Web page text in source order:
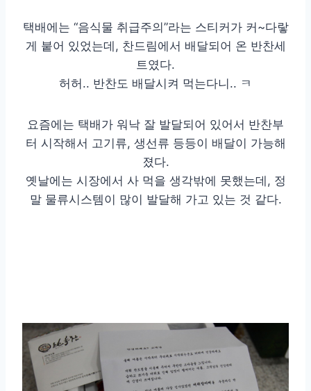
택배에는 “음식물 취급주의”라는 스티커가 커~다랗
게 붙어 있었는데, 찬드림에서 배달되어 온 반찬세
트였다.
허허.. 반찬도 배달시켜 먹는다니.. ㅋ
요즘에는 택배가 워낙 잘 발달되어 있어서 반찬부
터 시작해서 고기류, 생선류 등등이 배달이 가능해
졌다.
옛날에는 시장에서 사 먹을 생각밖에 못했는데, 정
말 물류시스템이 많이 발달해 가고 있는 것 같다.